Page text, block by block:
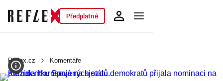
Předplatné
Reflex.cz Komentáře